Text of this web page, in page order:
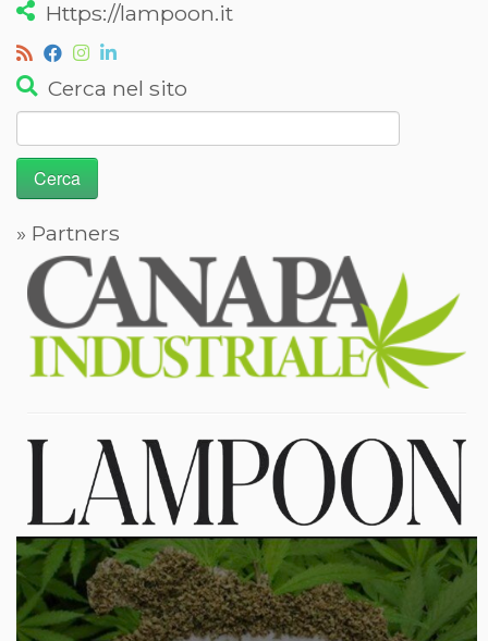
Https://lampoon.it
Cerca nel sito
per:
» Partners